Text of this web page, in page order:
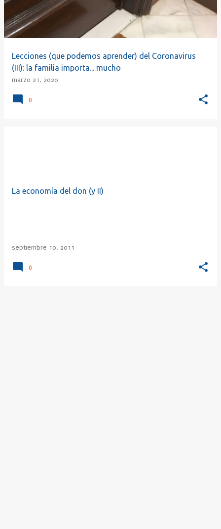
Lecciones (que podemos aprender) del Coronavirus
(III): la familia importa... mucho
marzo 21, 2020
0
La economía del don (y II)
septiembre 10, 2011
0